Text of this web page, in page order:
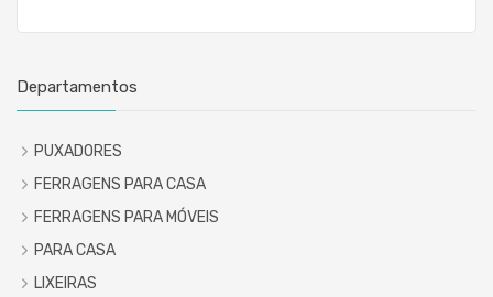
Departamentos
PUXADORES
FERRAGENS PARA CASA
FERRAGENS PARA MÓVEIS
PARA CASA
LIXEIRAS